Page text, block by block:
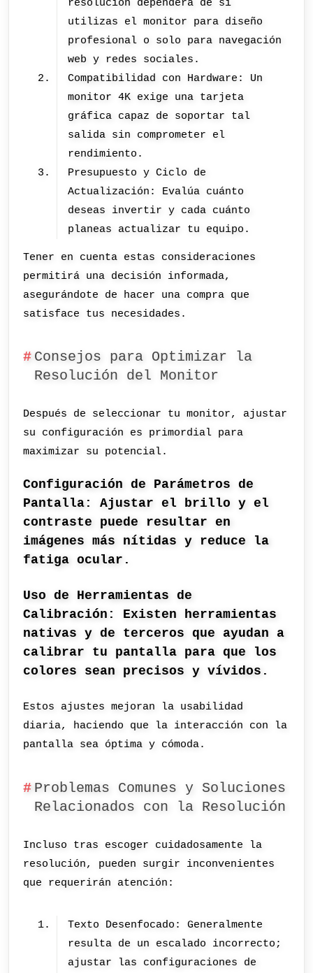
resolución dependerá de si
utilizas el monitor para diseño
profesional o solo para navegación
web y redes sociales.
Compatibilidad con Hardware: Un
monitor 4K exige una tarjeta
gráfica capaz de soportar tal
salida sin comprometer el
rendimiento.
Presupuesto y Ciclo de
Actualización: Evalúa cuánto
deseas invertir y cada cuánto
planeas actualizar tu equipo.
Tener en cuenta estas consideraciones
permitirá una decisión informada,
asegurándote de hacer una compra que
satisface tus necesidades.
Consejos para Optimizar la
Resolución del Monitor
Después de seleccionar tu monitor, ajustar
su configuración es primordial para
maximizar su potencial.
Configuración de Parámetros de
Pantalla: Ajustar el brillo y el
contraste puede resultar en
imágenes más nítidas y reduce la
fatiga ocular.
Uso de Herramientas de
Calibración: Existen herramientas
nativas y de terceros que ayudan a
calibrar tu pantalla para que los
colores sean precisos y vívidos.
Estos ajustes mejoran la usabilidad
diaria, haciendo que la interacción con la
pantalla sea óptima y cómoda.
Problemas Comunes y Soluciones
Relacionados con la Resolución
Incluso tras escoger cuidadosamente la
resolución, pueden surgir inconvenientes
que requerirán atención:
Texto Desenfocado: Generalmente
resulta de un escalado incorrecto;
ajustar las configuraciones de